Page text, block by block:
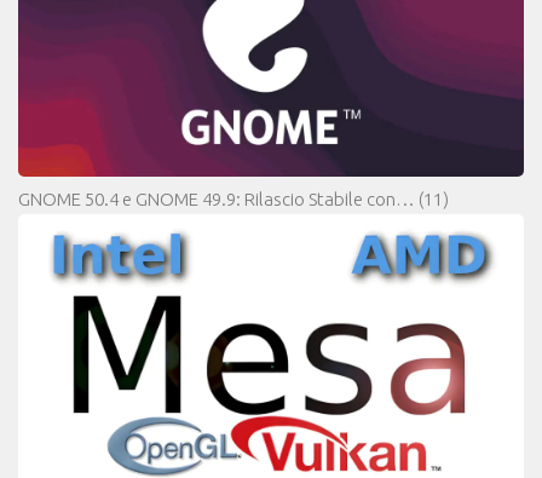
GNOME 50.4 e GNOME 49.9: Rilascio Stabile con… (11)